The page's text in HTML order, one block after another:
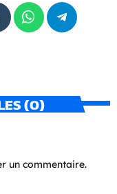
(0)
un commentaire.